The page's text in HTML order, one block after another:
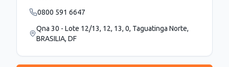
0800 591 6647
Qna 30 - Lote 12/13, 12, 13, 0, Taguatinga Norte,
BRASILIA, DF